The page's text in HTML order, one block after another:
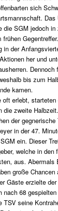
sich
Das
die SGM jedoch
in der
her und
Dennoch
bis zum
kamen.
oft erlebt,
die zweite
der gegnerische
in der 47.
ein. Dieser
welche in den
aus. Abermals
große
Gäste erzielte
nach 68
TSV seine